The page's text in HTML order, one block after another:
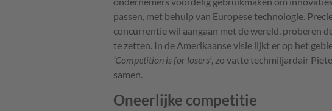
passen, met behulp van Europese technologie.
concurrentie wil aangaan met de wereld, proberen
te zetten. In de Amerikaanse visie lijkt er op het
‘Competition is for losers’, zo vatte techmiljardair
samen.
Oneerlijke competitie